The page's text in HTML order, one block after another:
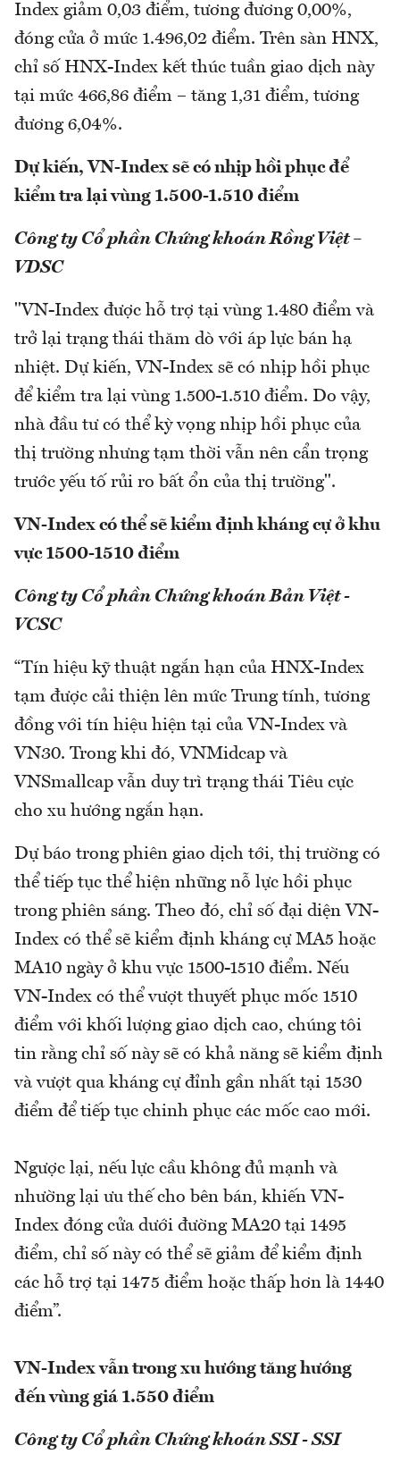
Index giảm 0,03 điểm, tương đương 0,00%,
đóng cửa ở mức 1.496,02 điểm. Trên sàn HNX,
chỉ số HNX-Index kết thúc tuần giao dịch này
tại mức 466,86 điểm – tăng 1,31 điểm, tương
đương 6,04%.
Dự kiến, VN-Index sẽ có nhịp hồi phục để
kiểm tra lại vùng 1.500-1.510 điểm
Công ty Cổ phần Chứng khoán Rồng Việt –
VDSC
"VN-Index được hỗ trợ tại vùng 1.480 điểm và
trở lại trạng thái thăm dò với áp lực bán hạ
nhiệt. Dự kiến, VN-Index sẽ có nhịp hồi phục
để kiểm tra lại vùng 1.500-1.510 điểm. Do vậy,
nhà đầu tư có thể kỳ vọng nhịp hồi phục của
thị trường nhưng tạm thời vẫn nên cẩn trọng
trước yếu tố rủi ro bất ổn của thị trường".
VN-Index có thể sẽ kiểm định kháng cự ở khu
vực 1500-1510 điểm
Công ty Cổ phần Chứng khoán Bản Việt -
VCSC
“Tín hiệu kỹ thuật ngắn hạn của HNX-Index
tạm được cải thiện lên mức Trung tính, tương
đồng với tín hiệu hiện tại của VN-Index và
VN30. Trong khi đó, VNMidcap và
VNSmallcap vẫn duy trì trạng thái Tiêu cực
cho xu hướng ngắn hạn.
Dự báo trong phiên giao dịch tới, thị trường có
thể tiếp tục thể hiện những nỗ lực hồi phục
trong phiên sáng. Theo đó, chỉ số đại diện VN-
Index có thể sẽ kiểm định kháng cự MA5 hoặc
MA10 ngày ở khu vực 1500-1510 điểm. Nếu
VN-Index có thể vượt thuyết phục mốc 1510
điểm với khối lượng giao dịch cao, chúng tôi
tin rằng chỉ số này sẽ có khả năng sẽ kiểm định
và vượt qua kháng cự đỉnh gần nhất tại 1530
điểm để tiếp tục chinh phục các mốc cao mới.
Ngược lại, nếu lực cầu không đủ mạnh và
nhường lại ưu thế cho bên bán, khiến VN-
Index đóng cửa dưới đường MA20 tại 1495
điểm, chỉ số này có thể sẽ giảm để kiểm định
các hỗ trợ tại 1475 điểm hoặc thấp hơn là 1440
điểm”.
VN-Index vẫn trong xu hướng tăng hướng
đến vùng giá 1.550 điểm
Công ty Cổ phần Chứng khoán SSI - SSI